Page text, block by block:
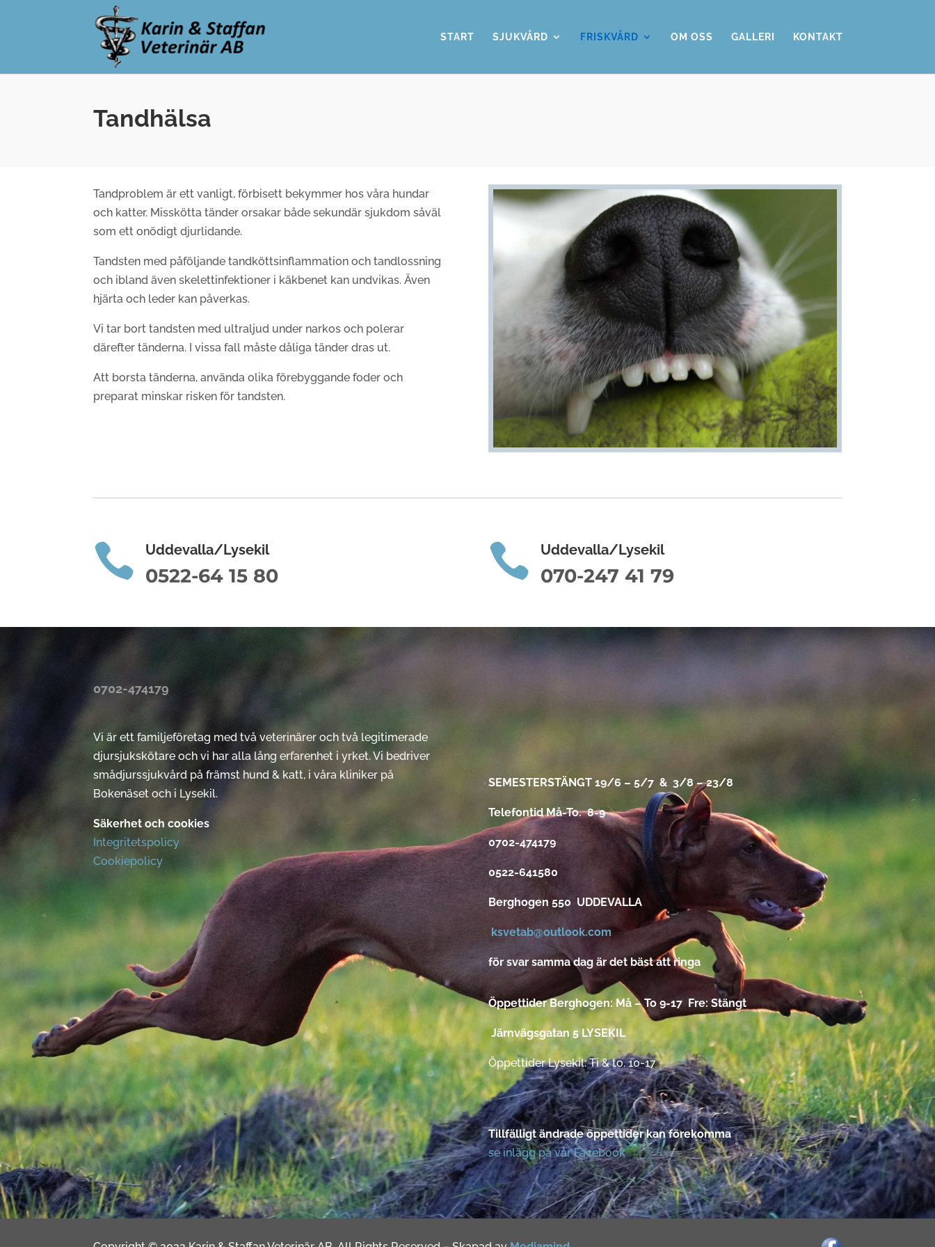
START SJUKVÅRD FRISKVÅRD OM OSS GALLERI KONTAKT
Tandhälsa
Tandproblem är ett vanligt, förbisett bekymmer hos våra hundar
och katter. Misskötta tänder orsakar både sekundär sjukdom såväl
som ett onödigt djurlidande.
Tandsten med påföljande tandköttsinflammation och tandlossning
och ibland även skelettinfektioner i käkbenet kan undvikas.Även
hjärta och leder kan påverkas.
Vi tar bort tandsten med ultraljud under narkos och polerar
därefter tänderna. I vissa fall måste dåliga tänder dras ut.
Att borsta tänderna, använda olika förebyggande foder och
preparat minskar risken för tandsten.
 Uddevalla/Lysekil
0522-64 15 80  Uddevalla/Lysekil
070-247 41 79
0702-474179
Vi är ett familjeföretag med två veterinärer och två legitimerade
djursjukskötare och vi har alla lång erfarenhet i yrket. Vi bedriver
smådjurssjukvård på främst hund & katt, i våra kliniker på
Bokenäset och i Lysekil.
Säkerhet och cookies
Integritetspolicy
Cookiepolicy
SEMESTERSTÄNGT 19/6 – 5/7 & 3/8 – 23/8
Telefontid Må-To. 8-9
0702-474179
0522-641580
Berghogen 550 UDDEVALLA
ksvetab@outlook.com
för svar samma dag är det bäst att ringa
Öppettider Berghogen: Må – To 9-17 Fre: Stängt
Järnvägsgatan 5 LYSEKIL
Öppettider Lysekil: Ti & to. 10-17
Tillfälligt ändrade öppettider kan förekomma
se inlägg på vår Facebook